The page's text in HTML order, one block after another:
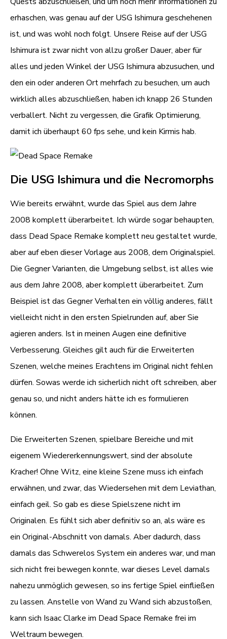
erhaschen, was genau auf der USG Ishimura geschehenen
ist, und was wohl noch folgt. Unsere Reise auf der USG
Ishimura ist zwar nicht von allzu großer Dauer, aber für
alles und jeden Winkel der USG Ishimura abzusuchen, und
den ein oder anderen Ort mehrfach zu besuchen, um auch
wirklich alles abzuschließen, haben ich knapp 26 Stunden
verballert. Nicht zu vergessen, die Grafik Optimierung,
damit ich überhaupt 60 fps sehe, und kein Kirmis hab.
Die USG Ishimura und die Necromorphs
Wie bereits erwähnt, wurde das Spiel aus dem Jahre
2008 komplett überarbeitet. Ich würde sogar behaupten,
dass Dead Space Remake komplett neu gestaltet wurde,
aber auf eben dieser Vorlage aus 2008, dem Originalspiel.
Die Gegner Varianten, die Umgebung selbst, ist alles wie
aus dem Jahre 2008, aber komplett überarbeitet. Zum
Beispiel ist das Gegner Verhalten ein völlig anderes, fällt
vielleicht nicht in den ersten Spielrunden auf, aber Sie
agieren anders. Ist in meinen Augen eine definitive
Verbesserung. Gleiches gilt auch für die Erweiterten
Szenen, welche meines Erachtens im Original nicht fehlen
dürfen. Sowas werde ich sicherlich nicht oft schreiben, aber
genau so, und nicht anders hätte ich es formulieren
können.
Die Erweiterten Szenen, spielbare Bereiche und mit
eigenem Wiedererkennungswert, sind der absolute
Kracher! Ohne Witz, eine kleine Szene muss ich einfach
erwähnen, und zwar, das Wiedersehen mit dem Leviathan,
einfach geil. So gab es diese Spielszene nicht im
Originalen. Es fühlt sich aber definitiv so an, als wäre es
ein Original-Abschnitt von damals. Aber dadurch, dass
damals das Schwerelos System ein anderes war, und man
sich nicht frei bewegen konnte, war dieses Level damals
nahezu unmöglich gewesen, so ins fertige Spiel einfließen
zu lassen. Anstelle von Wand zu Wand sich abzustoßen,
kann sich Isaac Clarke im Dead Space Remake frei im
Weltraum bewegen.